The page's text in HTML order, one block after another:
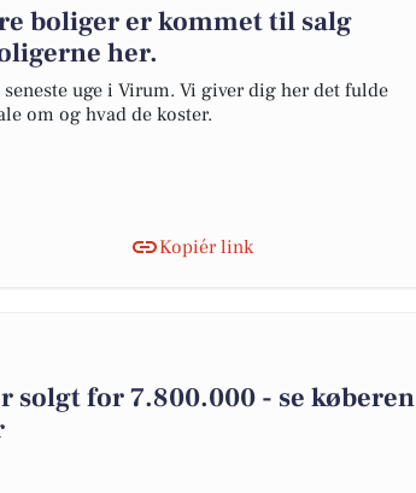
boliger er kommet til salg
her.
uge i Virum. Vi giver dig her det fulde
om og hvad de koster.
Kopiér link
solgt for 7.800.000 - se køberen